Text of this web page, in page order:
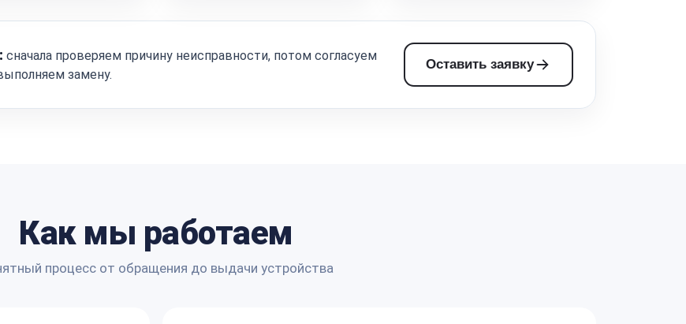
сначала проверяем причину неисправности, потом согласуем
замену.
Оставить заявку
Как мы работаем
процесс от обращения до выдачи устройства